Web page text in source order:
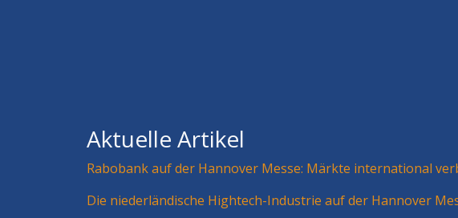
Aktuelle Artikel
Rabobank auf der Hannover Messe: Märkte international
Die niederländische Hightech-Industrie auf der Hannover